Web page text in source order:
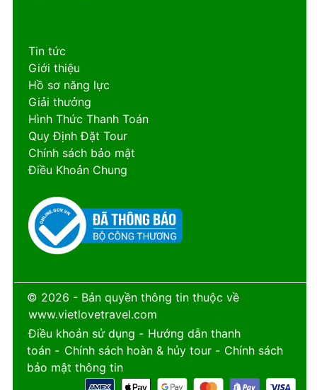
Tin tức
Giới thiệu
Hồ sơ năng lực
Giải thưởng
Hình Thức Thanh Toán
Quy Định Đặt Tour
Chính sách bảo mật
Điều Khoản Chung
© 2026 - Bản quyền thông tin thuộc về
www.vietlovetravel.com
Điều khoản sử dụng - Hướng dẫn thanh
toán- Chính sách hoàn & hủy tour- Chính sách
bảo mật thông tin